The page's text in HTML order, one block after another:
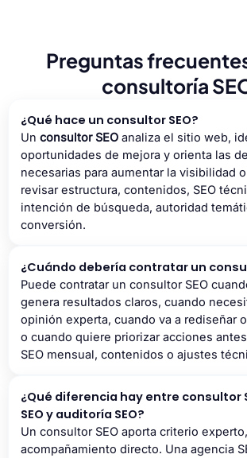
Preguntas
consultoría
¿Qué hace un consultor SEO?
Un consultor SEOanaliza el sitio web,
oportunidades de mejora y orienta las
necesarias para aumentar la visibilidad
revisar estructura, contenidos, SEO
intención de búsqueda, autoridad
conversión.
¿Cuándo debería contratar un
Puede contratar un consultor SEO
genera resultados claros, cuando
opinión experta, cuando va a rediseñar
o cuando quiere priorizar acciones
SEO mensual, contenidos o ajustes
¿Qué diferencia hay entre consultor
SEO y auditoría SEO?
Un consultor SEO aporta criterio
acompañamiento directo. Una agencia